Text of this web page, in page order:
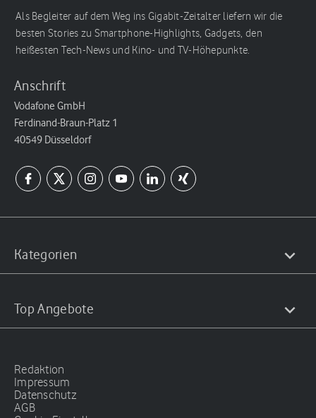
Als Begleiter auf dem Weg ins Gigabit-Zeitalter liefern wir die
besten Stories zu Smartphone-Highlights, Gadgets, den
heißesten Tech-News und Kino- und TV-Höhepunkte.
Anschrift
Vodafone GmbH
Ferdinand-Braun-Platz 1
40549 Düsseldorf
Kategorien
Top Angebote
Redaktion
Impressum
Datenschutz
AGB